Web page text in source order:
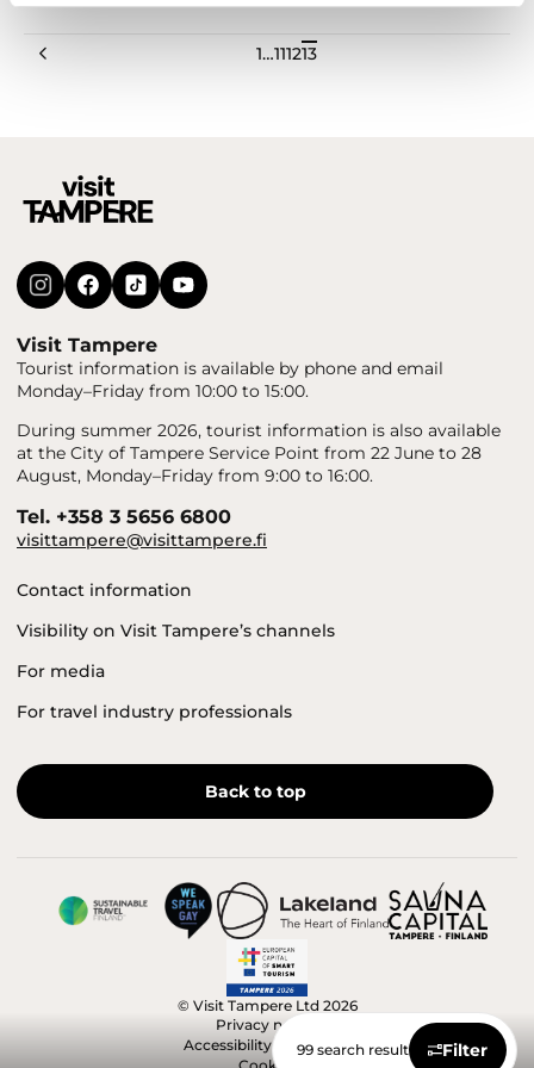
99 search result Filter
Previous 1…111213
Visit Tampere
Tourist information is available by phone and email
Monday–Friday from 10:00 to 15:00.
During summer 2026, tourist information is also available
at the City of Tampere Service Point from 22 June to 28
August, Monday–Friday from 9:00 to 16:00.
Tel. +358 3 5656 6800
visittampere@visittampere.fi
Contact information
Visibility on Visit Tampere’s channels
For media
For travel industry professionals
Back to top
© Visit Tampere Ltd 2026
Privacy notice
Accessibility statement